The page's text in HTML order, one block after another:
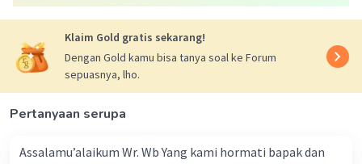
Klaim Gold gratis sekarang!
Dengan Gold kamu bisa tanya soal ke Forum
sepuasnya, lho.
Pertanyaan serupa
Assalamu’alaikum Wr. Wb Yang kami hormati bapak dan